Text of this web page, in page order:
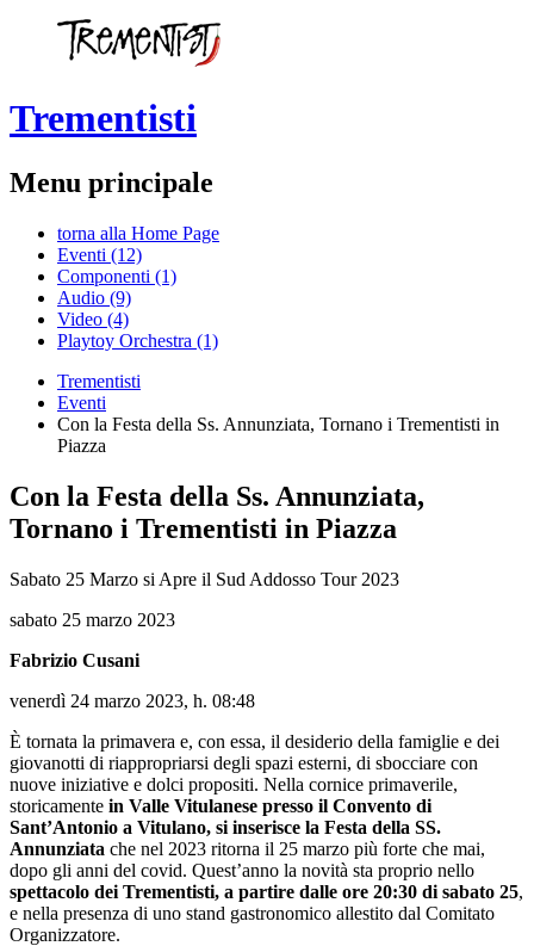
Trementisti
Menu principale
torna alla Home Page
Eventi (12)
Componenti (1)
Audio (9)
Video (4)
Playtoy Orchestra (1)
Trementisti
Eventi
Con la Festa della Ss. Annunziata, Tornano i Trementisti in
Piazza
Con la Festa della Ss. Annunziata,
Tornano i Trementisti in Piazza
Sabato 25 Marzo si Apre il Sud Addosso Tour 2023
sabato 25 marzo 2023
Fabrizio Cusani
venerdì 24 marzo 2023, h. 08:48
È tornata la primavera e, con essa, il desiderio della famiglie e dei
giovanotti di riappropriarsi degli spazi esterni, di sbocciare con
nuove iniziative e dolci propositi. Nella cornice primaverile,
storicamente in Valle Vitulanese presso il Convento di
Sant’Antonio a Vitulano, si inserisce la Festa della SS.
Annunziata che nel 2023 ritorna il 25 marzo più forte che mai,
dopo gli anni del covid. Quest’anno la novità sta proprio nello
spettacolo dei Trementisti, a partire dalle ore 20:30 di sabato 25,
e nella presenza di uno stand gastronomico allestito dal Comitato
Organizzatore.